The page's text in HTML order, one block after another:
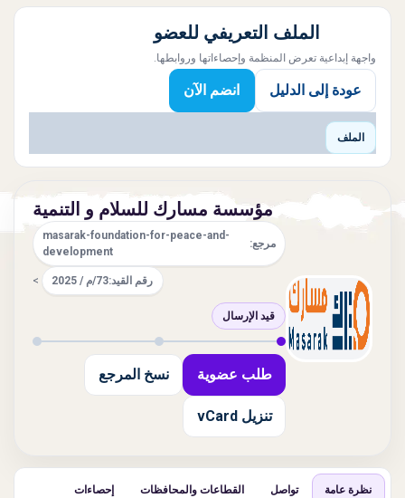
الملف التعريفي للعضو
واجهة إبداعية تعرض المنظمة وإحصاءاتها وروابطها.
عودة إلى الدليل انضم الآن
الملف
مؤسسة مسارك للسلام و التنمية
مرجع:
masarak-foundation-for-peace-and-
development
رقم القيد:73/م / 2025 >
قيد الإرسال
طلب عضوية نسخ المرجع
تنزيل vCard
نظرة عامة تواصل القطاعات والمحافظات إحصاءات